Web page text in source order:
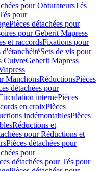
pour ObturateursTés
pour
Pièces détachées pour
pour Geberit Mapress
et raccordsFixations pour
d'étanchéitéSets de vis pour
CuivreGeberit Mapress
ManchonsRéductionsPièces
détachées pour
internePièces
en croixPièces
indémontablesPièces
Réductions et
pour Réductions et
Pièces détachées pour
pour
détachées pour Tés pour